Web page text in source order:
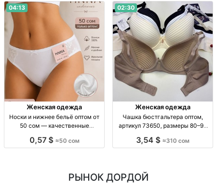
04:13
Женская одежда
Носки и нижнее бельё оптом от
50 сом — качественные
бельё опт, хлопок, от 50 сом,
0,57 $ ≈50 сом
02:30
Женская одежда
Чашка бюстгальтера оптом,
артикул 73650, размеры 80–90
арт. 73650, уп. 6 шт., опт
3,54 $ ≈310 сом
РЫНОК ДОРДОЙ